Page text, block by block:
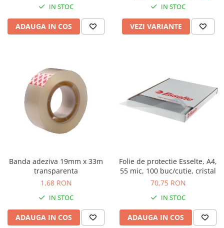
Scule, unelte si iluminat
Unelte multifunctionale si bricege
(multitools)
Lampi portabile
Lanterne, lampi si accesorii
Pentru masini, biciclete si prim
ajutor
Noutati si inovatii
LICHIDARE DE STOC
IN STOC
ADAUGA IN COS
IN STOC
VEZI VARIANTE
Banda adeziva 19mm x 33m
transparenta
1,68 RON
IN STOC
ADAUGA IN COS
Folie de protectie Esselte, A4,
55 mic, 100 buc/cutie, cristal
70,75 RON
IN STOC
ADAUGA IN COS